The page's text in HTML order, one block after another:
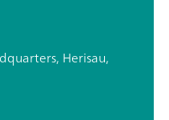
Herisau,